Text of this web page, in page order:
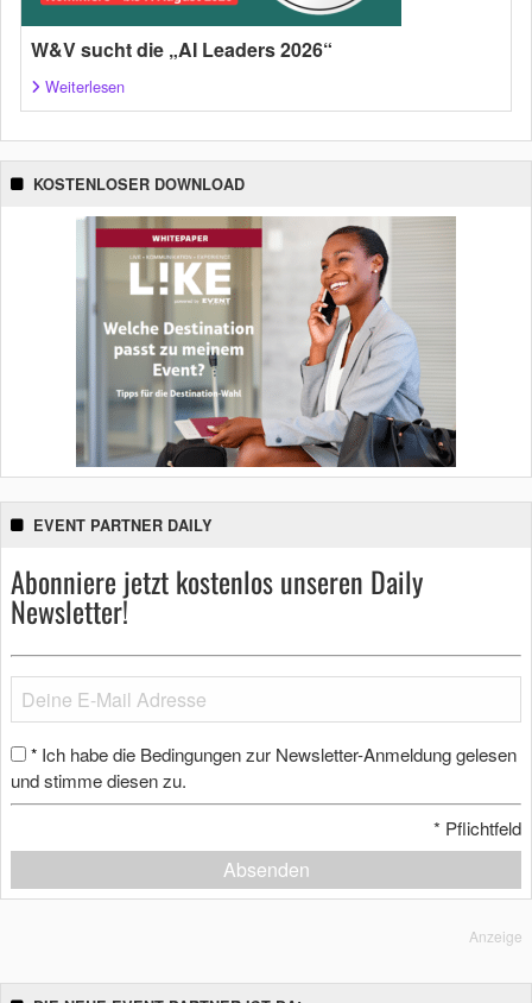
W&V sucht die „AI Leaders 2026“
Weiterlesen
KOSTENLOSER DOWNLOAD
EVENT PARTNER DAILY
Abonniere jetzt kostenlos unseren Daily
Newsletter!
* Ich habe die Bedingungen zur Newsletter-Anmeldung gelesen
und stimme diesen zu.
* Pflichtfeld
Absenden
Anzeige